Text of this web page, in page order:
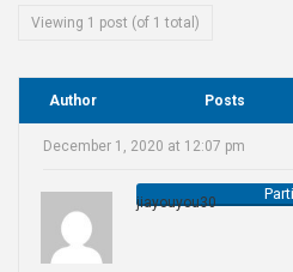
Viewing 1 post (of 1 total)
Author Posts
December 1, 2020 at 12:07 pm
jiayouyou30